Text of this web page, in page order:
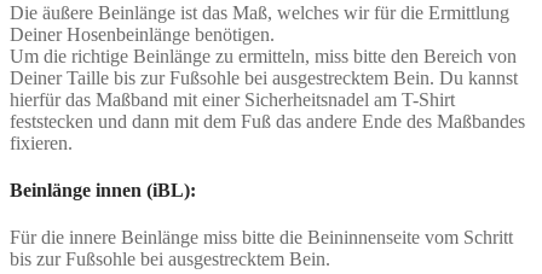
Die äußere Beinlänge ist das Maß, welches wir für die Ermittlung
Deiner Hosenbeinlänge benötigen.
Um die richtige Beinlänge zu ermitteln, miss bitte den Bereich von
Deiner Taille bis zur Fußsohle bei ausgestrecktem Bein. Du kannst
hierfür das Maßband mit einer Sicherheitsnadel am T-Shirt
feststecken und dann mit dem Fuß das andere Ende des Maßbandes
fixieren.
Beinlänge innen (iBL):
Für die innere Beinlänge miss bitte die Beininnenseite vom Schritt
bis zur Fußsohle bei ausgestrecktem Bein.